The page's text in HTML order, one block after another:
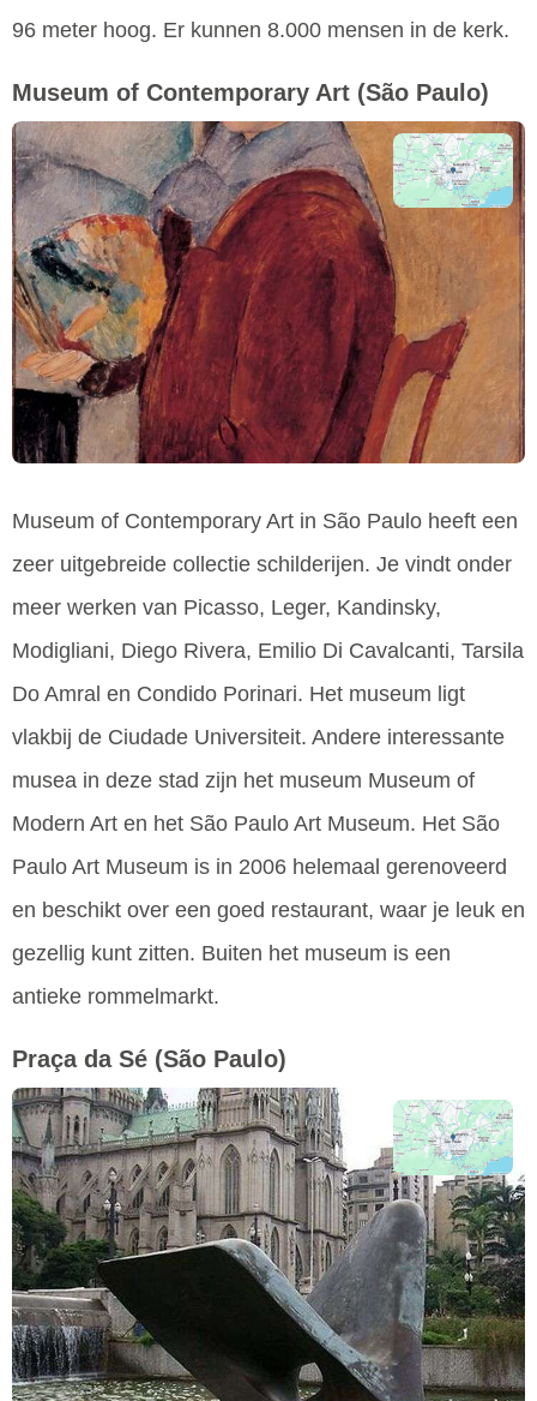
96 meter hoog. Er kunnen 8.000 mensen in de kerk.
Museum of Contemporary Art (São Paulo)
Museum of Contemporary Art in São Paulo heeft een
zeer uitgebreide collectie schilderijen. Je vindt onder
meer werken van Picasso, Leger, Kandinsky,
Modigliani, Diego Rivera, Emilio Di Cavalcanti, Tarsila
Do Amral en Condido Porinari. Het museum ligt
vlakbij de Ciudade Universiteit. Andere interessante
musea in deze stad zijn het museum Museum of
Modern Art en het São Paulo Art Museum. Het São
Paulo Art Museum is in 2006 helemaal gerenoveerd
en beschikt over een goed restaurant, waar je leuk en
gezellig kunt zitten. Buiten het museum is een
antieke rommelmarkt.
Praça da Sé (São Paulo)